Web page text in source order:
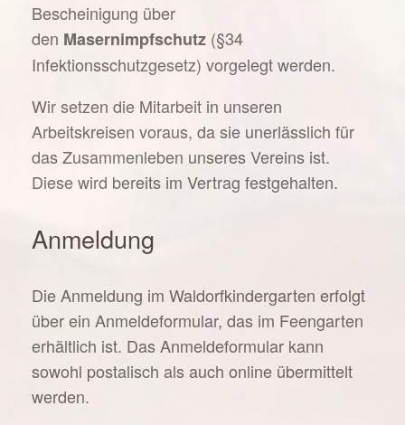
Bescheinigung über
den Masernimpfschutz (§34
Infektionsschutzgesetz) vorgelegt werden.
Wir setzen die Mitarbeit in unseren
Arbeitskreisen voraus, da sie unerlässlich für
das Zusammenleben unseres Vereins ist.
Diese wird bereits im Vertrag festgehalten.
Anmeldung
Die Anmeldung im Waldorfkindergarten erfolgt
über ein Anmeldeformular, das im Feengarten
erhältlich ist. Das Anmeldeformular kann
sowohl postalisch als auch online übermittelt
werden.